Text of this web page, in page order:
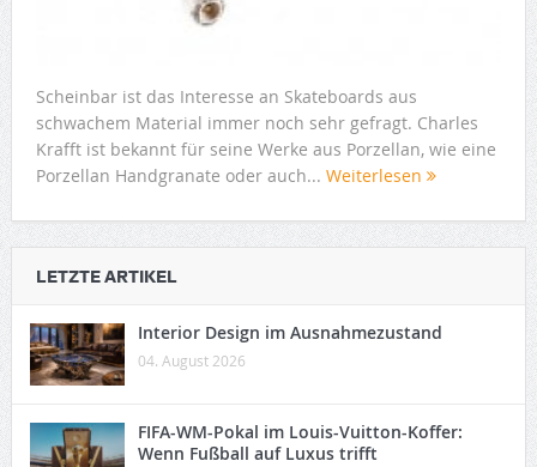
Scheinbar ist das Interesse an Skateboards aus
schwachem Material immer noch sehr gefragt. Charles
Krafft ist bekannt für seine Werke aus Porzellan, wie eine
Porzellan Handgranate oder auch... Weiterlesen
LETZTE ARTIKEL
Interior Design im Ausnahmezustand
04. August 2026
FIFA-WM-Pokal im Louis-Vuitton-Koffer:
Wenn Fußball auf Luxus trifft